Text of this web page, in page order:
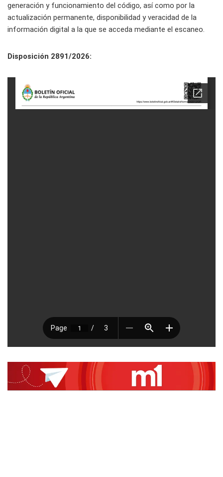
generación y funcionamiento del código, así como por la
actualización permanente, disponibilidad y veracidad de la
información digital a la que se acceda mediante el escaneo.
Disposición 2891/2026: